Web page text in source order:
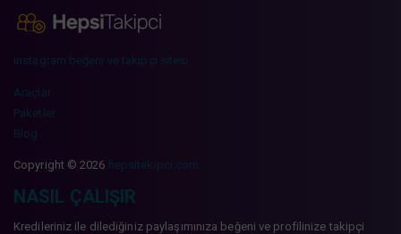
instagram beğeni ve takipçi sitesi
Araçlar
Paketler
Blog
Copyright © 2026 hepsitakipci.com
NASIL ÇALIŞIR
Kredileriniz ile dilediğiniz paylaşımınıza beğeni ve profilinize takipçi